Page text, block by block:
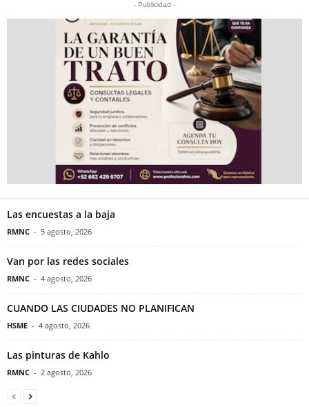
- Publicidad -
Las encuestas a la baja
RMNC - 5 agosto, 2026
Van por las redes sociales
RMNC - 4 agosto, 2026
CUANDO LAS CIUDADES NO PLANIFICAN
HSME - 4 agosto, 2026
Las pinturas de Kahlo
RMNC - 2 agosto, 2026